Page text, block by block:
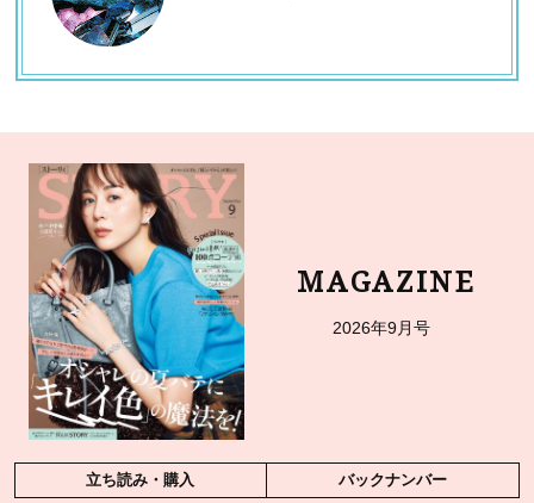
MAGAZINE
2026年9月号
立ち読み・購入 バックナンバー